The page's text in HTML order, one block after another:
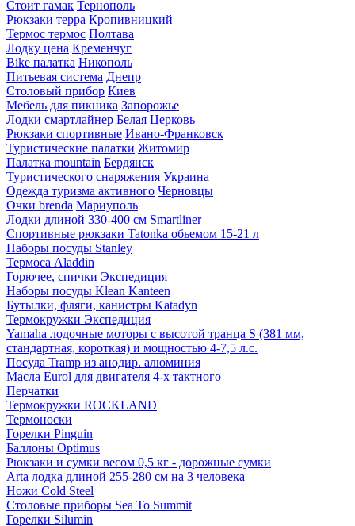
Стоит гамак Тернополь
Рюкзаки терра Кропивницкий
Термос термос Полтава
Лодку цена Кременчуг
Bike палатка Никополь
Питьевая система Днепр
Столовый прибор Киев
Мебель для пикника Запорожье
Лодки смартлайнер Белая Церковь
Рюкзаки спортивные Ивано-Франковск
Туристические палатки Житомир
Палатка mountain Бердянск
Туристического снаряжения Украина
Одежда туризма активного Черновцы
Очки brenda Мариуполь
Лодки длиной 330-400 см Smartliner
Спортивные рюкзаки Tatonka обьемом 15-21 л
Наборы посуды Stanley
Термоса Aladdin
Горючее, спички Экспедиция
Наборы посуды Klean Kanteen
Бутылки, фляги, канистры Katadyn
Термокружки Экспедиция
Yamaha лодочные моторы с высотой транца S (381 мм,
стандартная, короткая) и мощностью 4-7,5 л.с.
Посуда Tramp из анодир. алюминия
Масла Eurol для двигателя 4-х тактного
Перчатки
Термокружки ROCKLAND
Термоноски
Горелки Pinguin
Баллоны Optimus
Рюкзаки и сумки весом 0,5 кг - дорожные сумки
Arta лодка длиной 255-280 см на 3 человека
Ножи Cold Steel
Столовые приборы Sea To Summit
Горелки Silumin